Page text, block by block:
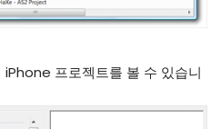
프로젝트를 볼 수 있습니